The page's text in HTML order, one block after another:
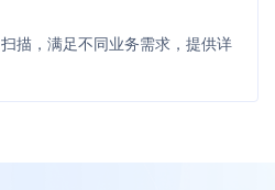
描，满足不同业务需求，提供详